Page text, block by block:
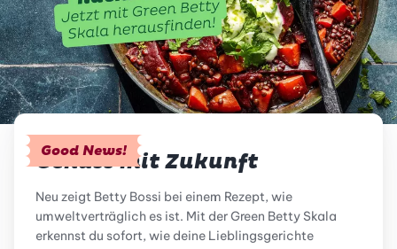
Good News!
Genuss mit Zukunft
Neu zeigt Betty Bossi bei einem Rezept, wie
umweltverträglich es ist. Mit der Green Betty Skala
erkennst du sofort, wie deine Lieblingsgerichte